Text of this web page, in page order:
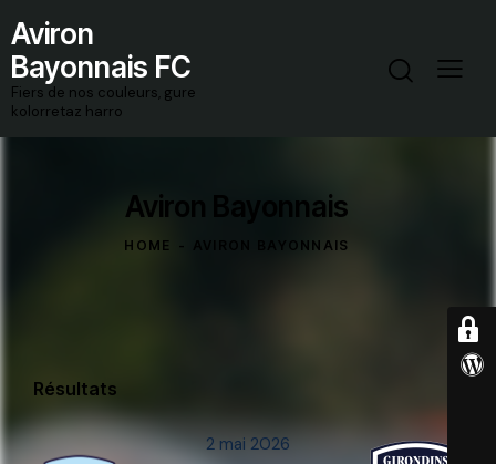
Aviron
Bayonnais FC
Fiers de nos couleurs, gure
kolorretaz harro
Aviron Bayonnais
HOME AVIRON BAYONNAIS
Résultats
2 mai 2026